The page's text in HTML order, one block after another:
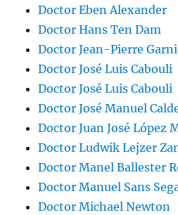
Doctor Eben Alexander
Doctor Hans Ten Dam
Doctor Jean-Pierre
Doctor José Luis Cabouli
Doctor José Luis Cabouli
Doctor José Manuel
Doctor Juan José López
Doctor Ludwik Lejzer
Doctor Manel Ballester
Doctor Manuel Sans
Doctor Michael Newton